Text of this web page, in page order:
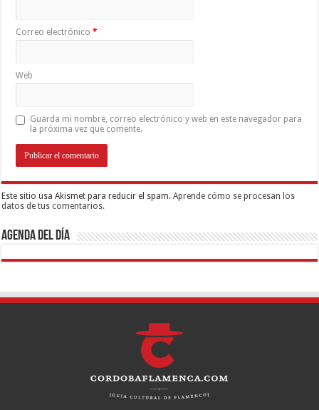
Correo electrónico*
Web
Guarda mi nombre, correo electrónico y web en este navegador para
la próxima vez que comente.
Este sitio usa Akismet para reducir el spam.Aprende cómo se procesan los
datos de tus comentarios.
Agenda del día